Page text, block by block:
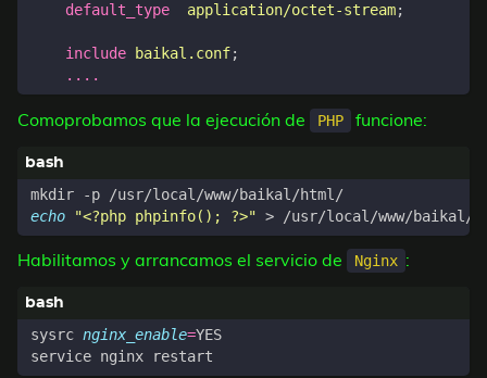
default_type
application/octet-stream;
include baikal.conf;
....
Comoprobamos que la ejecución de PHP funcione:
echo
"<?php phpinfo(); ?>"
Habilitamos y arrancamos el servicio de Nginx :
sysrc nginx_enable=